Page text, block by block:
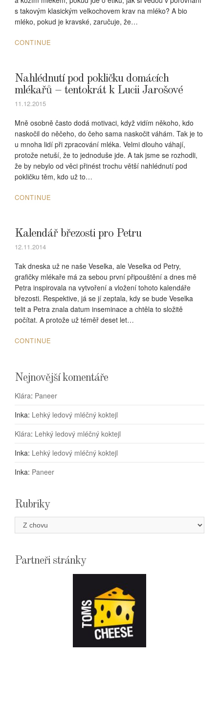
s takovým klasickým velkochovem krav na mléko? A bio
mléko, pokud je kravské, zaručuje, že…
CONTINUE
Nahlédnutí pod pokličku domácích
mlékařů – tentokrát k Lucii Jarošové
11.12.2015
Mně osobně často dodá motivaci, když vidím někoho, kdo
naskočil do něčeho, do čeho sama naskočit váhám. Tak je to
u mnoha lidí při zpracování mléka. Velmi dlouho váhají,
protože netuší, že to jednoduše jde. A tak jsme se rozhodli,
že by nebylo od věci přinést trochu větší nahlédnutí pod
pokličku těm, kdo už to…
CONTINUE
Kalendář březosti pro Petru
12.11.2014
Tak dneska už ne naše Veselka, ale Veselka od Petry,
grafičky mlékaře má za sebou první připouštění a dnes mě
Petra inspirovala na vytvoření a vložení tohoto kalendáře
březosti. Respektive, já se jí zeptala, kdy se bude Veselka
telit a Petra znala datum inseminace a chtěla to složitě
počítat. A protože už téměř deset let…
CONTINUE
Nejnovější komentáře
Klára: Paneer
Inka: Lehký ledový mléčný koktejl
Klára: Lehký ledový mléčný koktejl
Inka: Lehký ledový mléčný koktejl
Inka: Paneer
Rubriky
Rubriky
Partneři stránky